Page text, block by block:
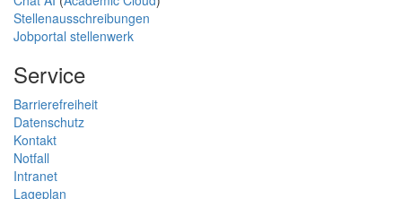
Stellenausschreibungen
Jobportal stellenwerk
Service
Barrierefreiheit
Datenschutz
Kontakt
Notfall
Intranet
Lageplan